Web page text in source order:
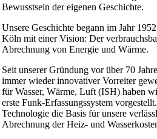
Bewusstsein der eigenen Geschichte.
Unsere Geschichte begann im Jahr
Köln mit einer Vision: Der
Abrechnung von Energie und Wärme.
Seit unserer Gründung vor über 70
immer wieder innovativer Vorreiter
für Wasser, Wärme, Luft (ISH) haben
erste Funk-Erfassungssystem
Technologie die Basis für unsere
Abrechnung der Heiz- und